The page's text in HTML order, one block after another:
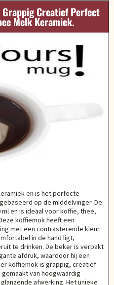
Creatief Perfect
Melk Keramiek.
en is het perfecte
op de middelvinger. De
en is ideaal voor koffie, thee,
koffiemok heeft een
met een contrasterende kleur.
in de hand ligt,
te drinken. De beker is verpakt
afdruk, waardoor hij een
koffiemok is grappig, creatief
van hoogwaardig
afwerking. Het unieke